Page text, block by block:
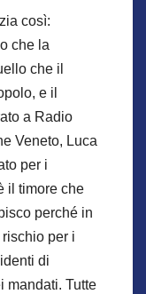
così:
che la
che il
e il
a Radio
Veneto, Luca
per i
il timore che
perché in
per i
di
mandati. Tutte